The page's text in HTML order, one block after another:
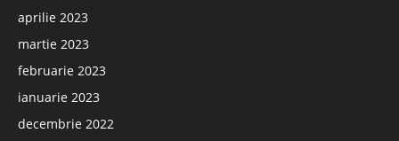
aprilie 2023
martie 2023
februarie 2023
ianuarie 2023
decembrie 2022